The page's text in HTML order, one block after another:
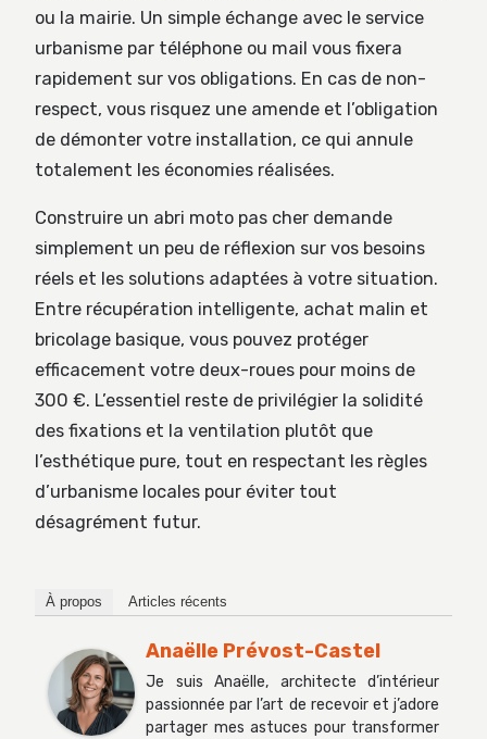
ou la mairie. Un simple échange avec le service
urbanisme par téléphone ou mail vous fixera
rapidement sur vos obligations. En cas de non-
respect, vous risquez une amende et l’obligation
de démonter votre installation, ce qui annule
totalement les économies réalisées.
Construire un abri moto pas cher demande
simplement un peu de réflexion sur vos besoins
réels et les solutions adaptées à votre situation.
Entre récupération intelligente, achat malin et
bricolage basique, vous pouvez protéger
efficacement votre deux-roues pour moins de
300 €. L’essentiel reste de privilégier la solidité
des fixations et la ventilation plutôt que
l’esthétique pure, tout en respectant les règles
d’urbanisme locales pour éviter tout
désagrément futur.
À propos Articles récents
Anaëlle Prévost-Castel
Je suis Anaëlle, architecte d’intérieur
passionnée par l’art de recevoir et j’adore
partager mes astuces pour transformer